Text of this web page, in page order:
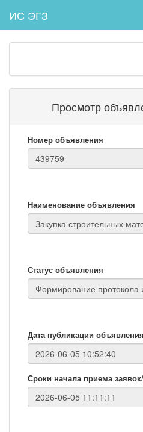
ИС ЭГЗ
Просмотр
Номер объявления
Наименование объявления
Статус объявления
Дата публикации объявления
Сроки начала приема